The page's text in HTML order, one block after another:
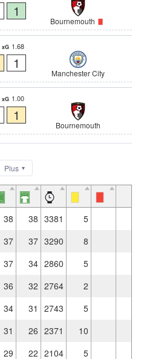
1
Bournemouth
xG 1.68
1
Manchester City
xG 1.00
1
Bournemouth
Plus
38 38 3381 5
37 37 3290
8
37 34 2860 5
36 32 2764 2
34 31 2743 5
31 26 2371 10
29 22 2104 5